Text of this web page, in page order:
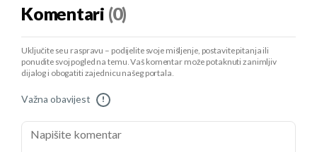
Komentari (0)
Uključite se u raspravu – podijelite svoje mišljenje, postavite pitanja ili
ponudite svoj pogled na temu. Vaš komentar može potaknuti zanimljiv
dijalog i obogatiti zajednicu našeg portala.
Važna obavijest !